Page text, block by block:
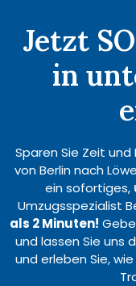
Jetzt
in
Sparen Sie Zeit und
von Berlin nach
ein sofortiges,
Umzugsspezialist
als 2 Minuten!
und lassen Sie uns
und erleben Sie,